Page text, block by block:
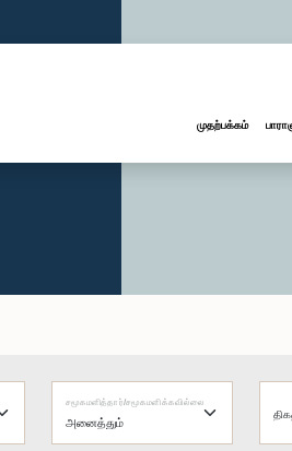
முதற்பக்கம்
சமூகமளித்தார்/சமூகமளிக்கவில்லை